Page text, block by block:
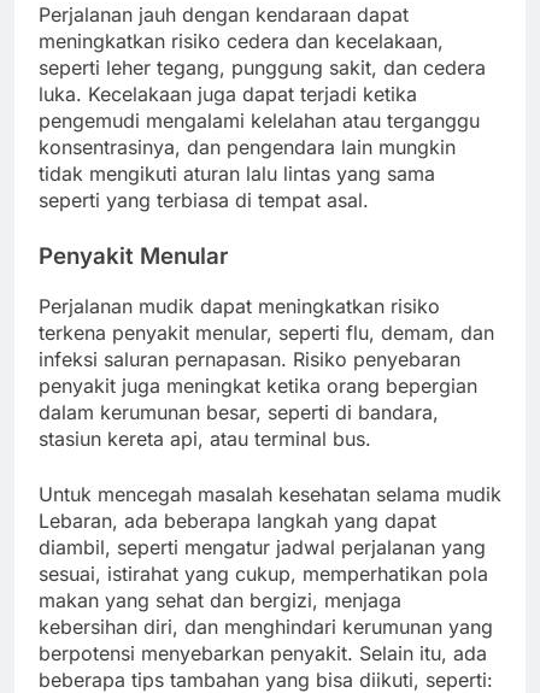
Perjalanan jauh dengan kendaraan dapat
meningkatkan risiko cedera dan kecelakaan,
seperti leher tegang, punggung sakit, dan cedera
luka. Kecelakaan juga dapat terjadi ketika
pengemudi mengalami kelelahan atau terganggu
konsentrasinya, dan pengendara lain mungkin
tidak mengikuti aturan lalu lintas yang sama
seperti yang terbiasa di tempat asal.
Penyakit Menular
Perjalanan mudik dapat meningkatkan risiko
terkena penyakit menular, seperti flu, demam, dan
infeksi saluran pernapasan. Risiko penyebaran
penyakit juga meningkat ketika orang bepergian
dalam kerumunan besar, seperti di bandara,
stasiun kereta api, atau terminal bus.
Untuk mencegah masalah kesehatan selama mudik
Lebaran, ada beberapa langkah yang dapat
diambil, seperti mengatur jadwal perjalanan yang
sesuai, istirahat yang cukup, memperhatikan pola
makan yang sehat dan bergizi, menjaga
kebersihan diri, dan menghindari kerumunan yang
berpotensi menyebarkan penyakit. Selain itu, ada
beberapa tips tambahan yang bisa diikuti, seperti: